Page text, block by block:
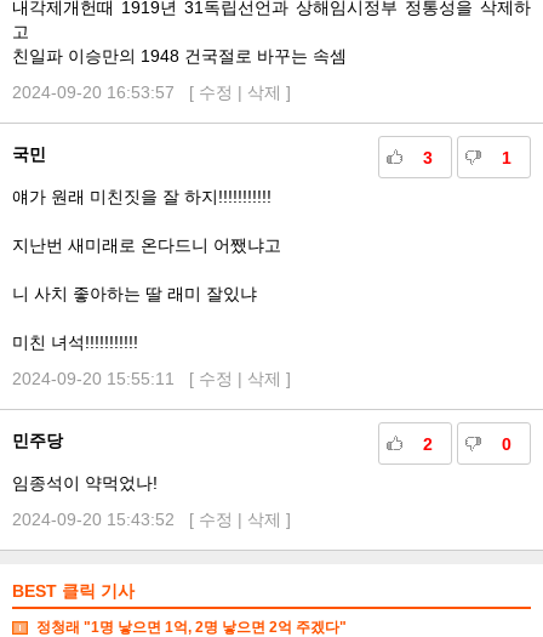
내각제개헌때 1919년 31독립선언과 상해임시정부 정통성을 삭제하
고
친일파 이승만의 1948 건국절로 바꾸는 속셈
2024-09-20 16:53:57 [ 수정 | 삭제 ]
3 1
국민
얘가 원래 미친짓을 잘 하지!!!!!!!!!!!
지난번 새미래로 온다드니 어쨌냐고
니 사치 좋아하는 딸 래미 잘있냐
미친 녀석!!!!!!!!!!!
2024-09-20 15:55:11 [ 수정 | 삭제 ]
2 0
민주당
임종석이 약먹었나!
2024-09-20 15:43:52 [ 수정 | 삭제 ]
BEST 클릭 기사
정청래 "1명 낳으면 1억, 2명 낳으면 2억 주겠다"